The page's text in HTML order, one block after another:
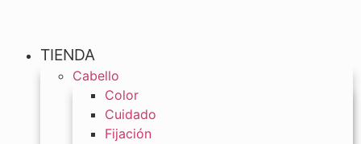
TIENDA
Cabello
Color
Cuidado
Fijación